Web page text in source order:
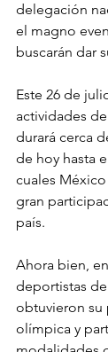
delegación
el magno
buscarán dar
Este 26 de
actividades
durará cerca
de hoy hasta
cuales
gran
país.
Ahora bien,
deportistas
obtuvieron su
olímpica y